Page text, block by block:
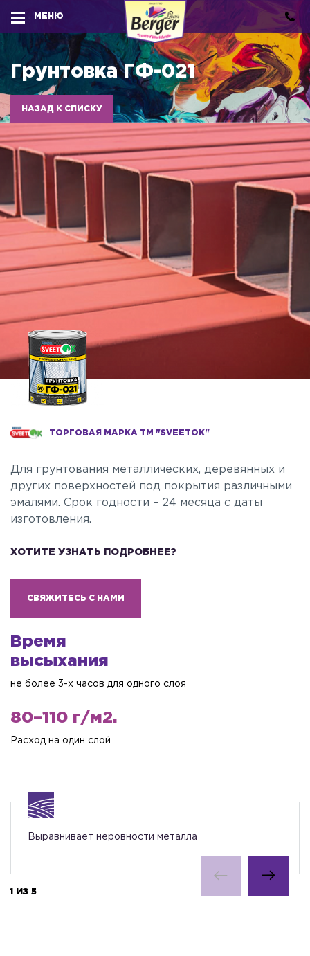
МЕНЮ
Грунтовка ГФ-021
НАЗАД К СПИСКУ
ТОРГОВАЯ МАРКА ТМ "SVEETOK"
Для грунтования металлических, деревянных и
других поверхностей под покрытия различными
эмалями. Срок годности – 24 месяца с даты
изготовления.
ХОТИТЕ УЗНАТЬ ПОДРОБНЕЕ?
СВЯЖИТЕСЬ С НАМИ
Время
высыхания
не более 3-х часов для одного слоя
80–110 г/м2.
Расход на один слой
Выравнивает неровности металла
1 ИЗ 5